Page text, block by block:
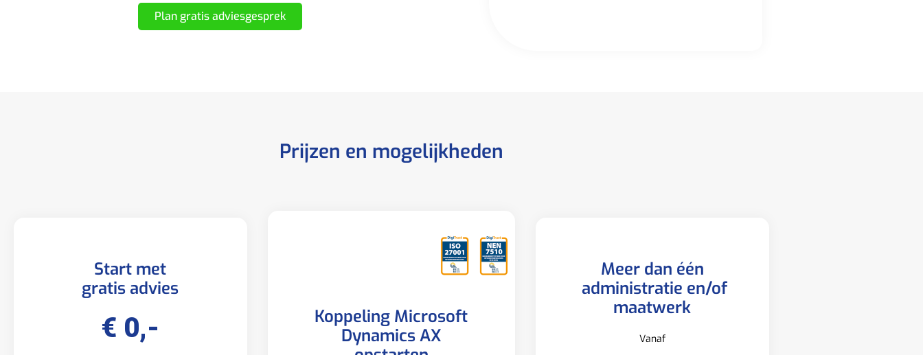
Plan gratis adviesgesprek
Prijzen en mogelijkheden
Start met
gratis advies
€ 0,-
Koppeling Microsoft
Dynamics AX
Meer dan één
administratie en/of
maatwerk
Vanaf